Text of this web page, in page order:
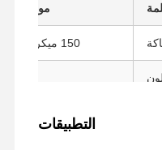
مواصفة
150 ميكرومتر
لون
التطبيقات